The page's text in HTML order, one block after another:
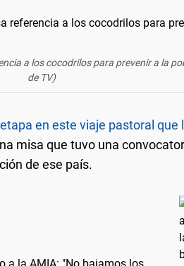
a los cocodrilos para prevenir a la
de TV)
en este viaje pastoral que
misa que tuvo una
de ese país.